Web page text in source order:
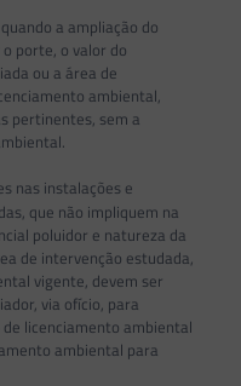
a ampliação do
porte, o valor do
ou a área de
ambiental,
pertinentes, sem a
nas instalações e
que não impliquem na
poluidor e natureza da
de intervenção estudada,
vigente, devem ser
via ofício, para
licenciamento ambiental
ambiental para